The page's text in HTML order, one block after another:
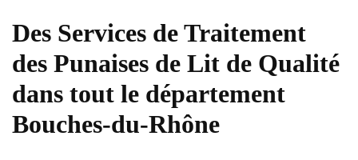
Des Services de Traitement
des Punaises de Lit de Qualité
dans tout le département
Bouches-du-Rhône